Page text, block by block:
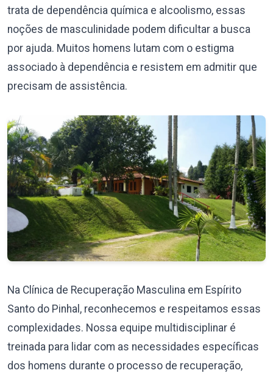
trata de dependência química e alcoolismo, essas
noções de masculinidade podem dificultar a busca
por ajuda. Muitos homens lutam com o estigma
associado à dependência e resistem em admitir que
precisam de assistência.
Na Clínica de Recuperação Masculina em Espírito
Santo do Pinhal, reconhecemos e respeitamos essas
complexidades. Nossa equipe multidisciplinar é
treinada para lidar com as necessidades específicas
dos homens durante o processo de recuperação,